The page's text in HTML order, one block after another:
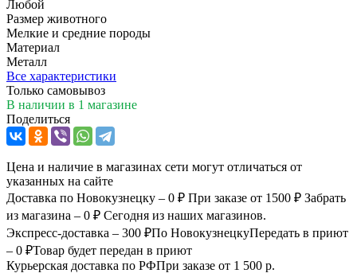
Любой
Размер животного
Мелкие и средние породы
Материал
Металл
Все характеристики
Только самовывоз
В наличии в 1 магазине
Поделиться
Цена и наличие в магазинах сети могут отличаться от
указанных на сайте
Доставка по Новокузнецку – 0 ₽ При заказе от 1500 ₽ Забрать
из магазина – 0 ₽ Сегодня из наших магазинов.
Экспресс-доставка – 300 ₽По НовокузнецкуПередать в приют
– 0 ₽Товар будет передан в приют
Курьерская доставка по РФПри заказе от 1 500 р.